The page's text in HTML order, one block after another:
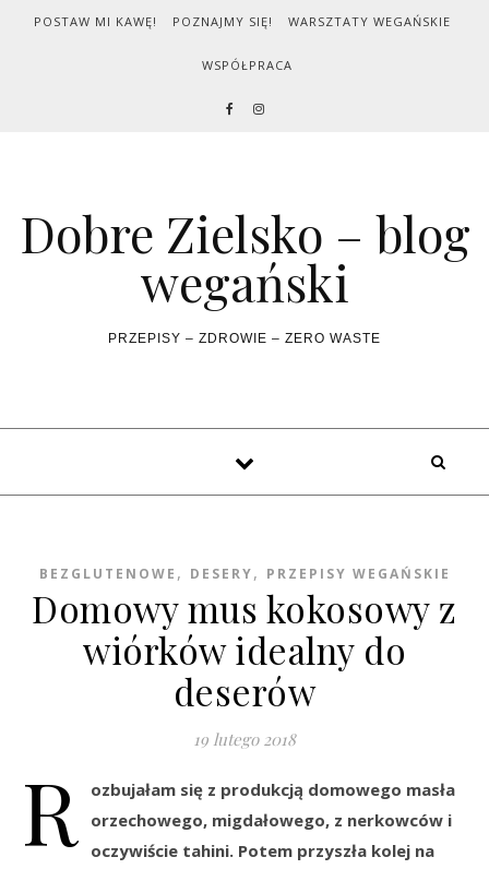
Skip to content
POSTAW MI KAWĘ! POZNAJMY SIĘ! WARSZTATY WEGAŃSKIE
WSPÓŁPRACA
Dobre Zielsko – blog
wegański
PRZEPISY – ZDROWIE – ZERO WASTE
BEZGLUTENOWE , DESERY, PRZEPISY WEGAŃSKIE
Domowy mus kokosowy z
wiórków idealny do
deserów
19 lutego 2018
R
ozbujałam się z produkcją domowego masła
orzechowego, migdałowego, z nerkowców i
oczywiście tahini. Potem przyszła kolej na